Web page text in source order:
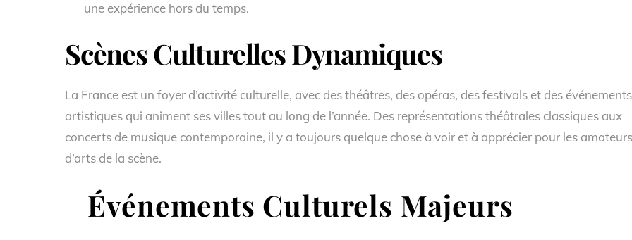
une expérience hors du temps.
Scènes Culturelles Dynamiques
La France est un foyer d’activité culturelle, avec des théâtres, des opéras, des festivals et des événements
artistiques qui animent ses villes tout au long de l’année. Des représentations théâtrales classiques aux
concerts de musique contemporaine, il y a toujours quelque chose à voir et à apprécier pour les amateurs
d’arts de la scène.
Événements Culturels Majeurs